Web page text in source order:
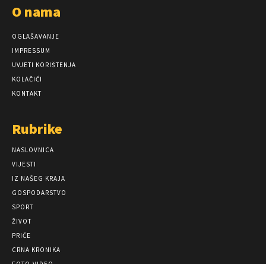
O nama
OGLAŠAVANJE
IMPRESSUM
UVJETI KORIŠTENJA
KOLAČIĆI
KONTAKT
Rubrike
NASLOVNICA
VIJESTI
IZ NAŠEG KRAJA
GOSPODARSTVO
SPORT
ŽIVOT
PRIČE
CRNA KRONIKA